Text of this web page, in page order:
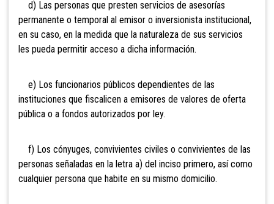
d) Las personas que presten servicios de asesorías
permanente o temporal al emisor o inversionista institucional,
en su caso, en la medida que la naturaleza de sus servicios
les pueda permitir acceso a dicha información.
e) Los funcionarios públicos dependientes de las
instituciones que fiscalicen a emisores de valores de oferta
pública o a fondos autorizados por ley.
f) Los cónyuges, convivientes civiles o convivientes de las
personas señaladas en la letra a) del inciso primero, así como
cualquier persona que habite en su mismo domicilio.